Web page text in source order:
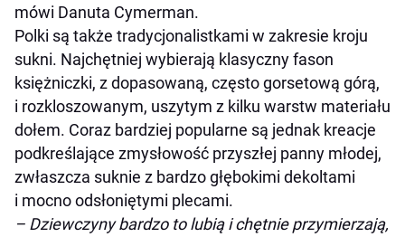
mówi Danuta Cymerman.
Polki są także tradycjonalistkami w zakresie kroju
sukni. Najchętniej wybierają klasyczny fason
księżniczki, z dopasowaną, często gorsetową górą,
i rozkloszowanym, uszytym z kilku warstw materiału
dołem. Coraz bardziej popularne są jednak kreacje
podkreślające zmysłowość przyszłej panny młodej,
zwłaszcza suknie z bardzo głębokimi dekoltami
i mocno odsłoniętymi plecami.
– Dziewczyny bardzo to lubią i chętnie przymierzają,